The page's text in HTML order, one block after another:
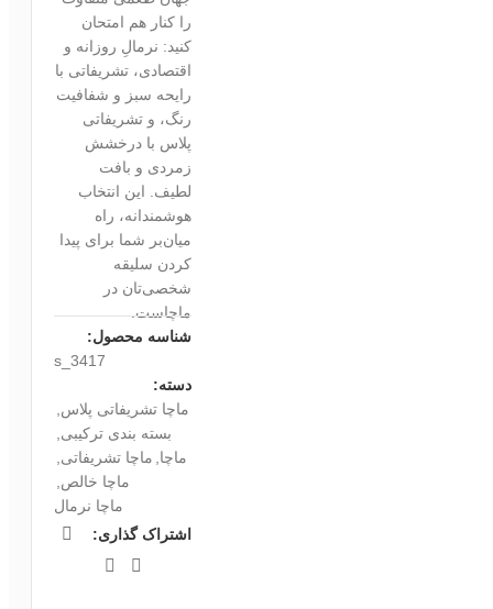
را کنار هم امتحان
کنید: نرمالِ روزانه و
اقتصادی، تشریفاتی با
رایحه سبز و شفافیت
رنگ، و تشریفاتی
پلاس با درخشش
زمردی و بافت
لطیف. این انتخاب
هوشمندانه، راه
میان‌بر شما برای پیدا
کردن سلیقه
شخصی‌تان در
ماچاست.
شناسه محصول:
s_3417
دسته:
ماچا تشریفاتی پلاس
بسته بندی ترکیبی
ماچا ماچا تشریفاتی
ماچا خالص
ماچا نرمال
اشتراک گذاری: